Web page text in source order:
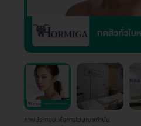
ภาพประกอบเพื่อการโฆษณาเท่านั้น